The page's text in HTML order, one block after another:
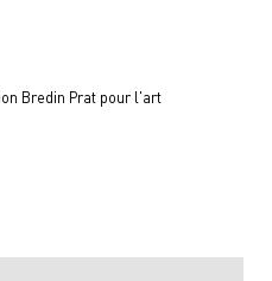
Bredin Prat pour l'art